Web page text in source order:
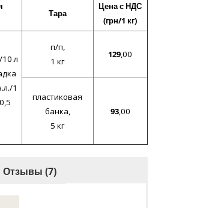
Тара
Цена с НДС
(грн/1 кг)
л
1
п/п,
1 кг
129,00
пластиковая
банка,
5 кг
93,00
Отзывы (7)